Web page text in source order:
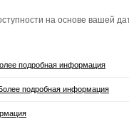
на основе вашей
подробная информация
Более подробная информация